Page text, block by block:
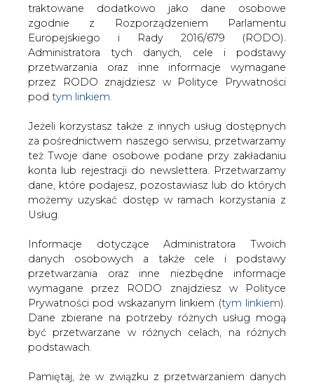
WŁĄCZ CIRE.TV
traktowane dodatkowo jako dane osobowe
zgodnie z Rozporządzeniem Parlamentu
Europejskiego i Rady 2016/679 (RODO).
Administratora tych danych, cele i podstawy
przetwarzania oraz inne informacje wymagane
przez RODO znajdziesz w Polityce Prywatności
pod tym linkiem.
Jeżeli korzystasz także z innych usług dostępnych
za pośrednictwem naszego serwisu, przetwarzamy
też Twoje dane osobowe podane przy zakładaniu
konta lub rejestracji do newslettera. Przetwarzamy
dane, które podajesz, pozostawiasz lub do których
możemy uzyskać dostęp w ramach korzystania z
Usług.
Informacje dotyczące Administratora Twoich
danych osobowych a także cele i podstawy
przetwarzania oraz inne niezbędne informacje
wymagane przez RODO znajdziesz w Polityce
Prywatności pod wskazanym linkiem (tym linkiem).
Dane zbierane na potrzeby różnych usług mogą
być przetwarzane w różnych celach, na różnych
podstawach.
Pamiętaj, że w związku z przetwarzaniem danych
Strona główna
SERWIS INFORMACYJNY CIRE
/ Spotkanie członków PIGEO
2006-12-12 00:00
skomentuj
udostępnij:
Spotkanie członków PIGEO